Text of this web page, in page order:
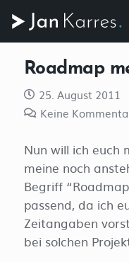
Roadmap
25. August 2011
Keine
Nun will ich euch
meine noch
Begriff
passend, da ich
Zeitangaben
bei solchen